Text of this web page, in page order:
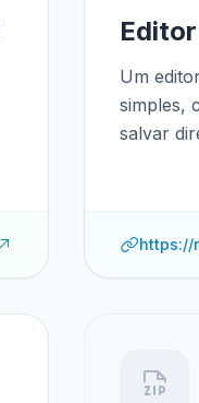
Um
simples,
salvar
https://